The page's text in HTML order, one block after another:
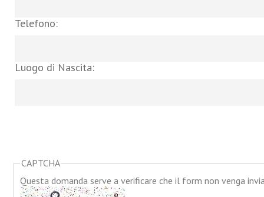
Telefono:
Luogo di Nascita:
CAPTCHA
Questa domanda serve a verificare che il form non venga